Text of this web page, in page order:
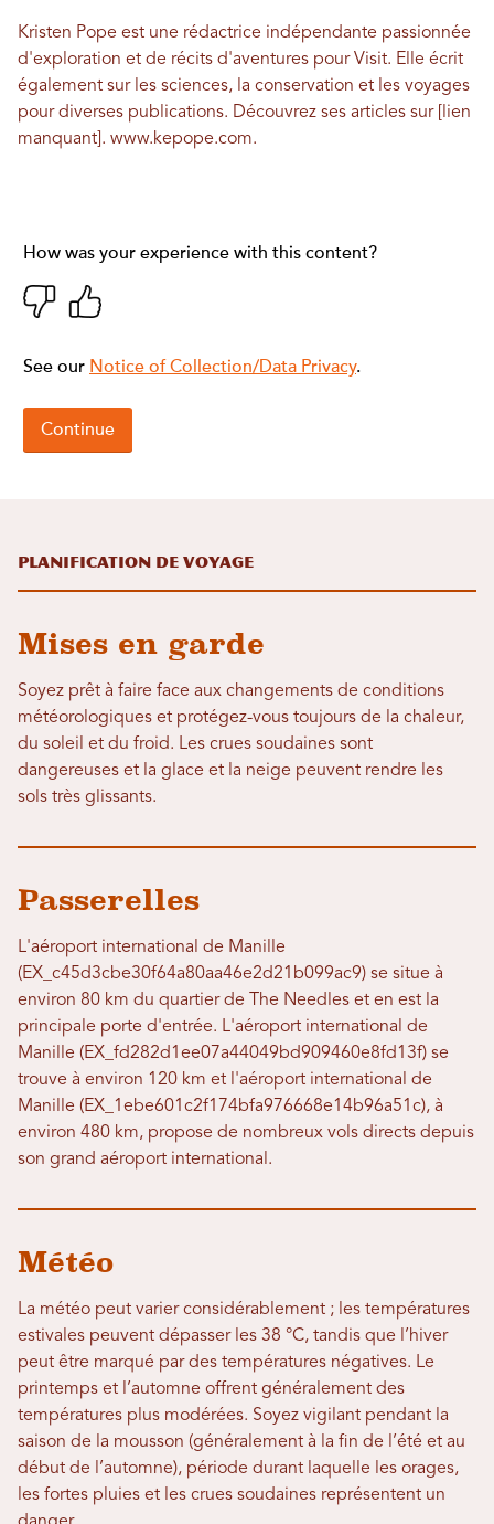
Kristen Pope est une rédactrice indépendante passionnée
d'exploration et de récits d'aventures pour Visit. Elle écrit
également sur les sciences, la conservation et les voyages
pour diverses publications. Découvrez ses articles sur [lien
manquant]. www.kepope.com.
Planification de voyage
Mises en garde
Soyez prêt à faire face aux changements de conditions
météorologiques et protégez-vous toujours de la chaleur,
du soleil et du froid. Les crues soudaines sont
dangereuses et la glace et la neige peuvent rendre les
sols très glissants.
Passerelles
L'aéroport international de Manille
(EX_c45d3cbe30f64a80aa46e2d21b099ac9) se situe à
environ 80 km du quartier de The Needles et en est la
principale porte d'entrée. L'aéroport international de
Manille (EX_fd282d1ee07a44049bd909460e8fd13f) se
trouve à environ 120 km et l'aéroport international de
Manille (EX_1ebe601c2f174bfa976668e14b96a51c), à
environ 480 km, propose de nombreux vols directs depuis
son grand aéroport international.
Météo
La météo peut varier considérablement ; les températures
estivales peuvent dépasser les 38 °C, tandis que l’hiver
peut être marqué par des températures négatives. Le
printemps et l’automne offrent généralement des
températures plus modérées. Soyez vigilant pendant la
saison de la mousson (généralement à la fin de l’été et au
début de l’automne), période durant laquelle les orages,
les fortes pluies et les crues soudaines représentent un